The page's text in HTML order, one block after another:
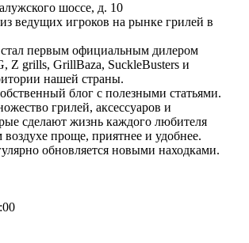
шоссе, д. 10
ведущих игроков на рынке грилей в
первым официальным дилером
Z grills, GrillBaza, SuckleBusters и
нашей страны.
блог с полезными статьями.
грилей, аксессуаров и
сделают жизнь каждого любителя
проще, приятнее и удобнее.
обновляется новыми находками.